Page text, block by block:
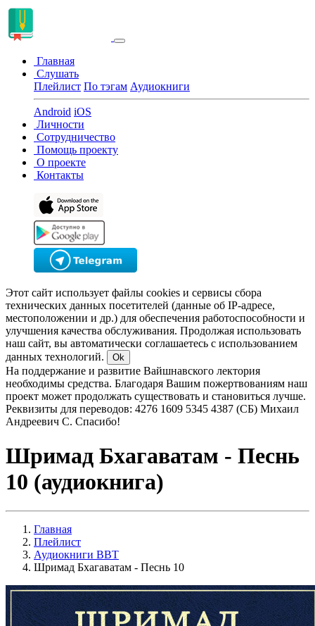
Главная
Слушать
Плейлист По тэгам Аудиокниги
Android iOS
Личности
Сотрудничество
Помощь проекту
О проекте
Контакты
Этот сайт использует файлы cookies и сервисы сбора
технических данных посетителей (данные об IP-адресе,
местоположении и др.) для обеспечения работоспособности и
улучшения качества обслуживания. Продолжая использовать
наш сайт, вы автоматически соглашаетесь с использованием
данных технологий.
Ok
На поддержание и развитие Вайшнавского лектория
необходимы средства. Благодаря Вашим пожертвованиям наш
проект может продолжать существовать и становиться лучше.
Реквизиты для переводов: 4276 1609 5345 4387 (СБ) Михаил
Андреевич С. Спасибо!
Шримад Бхагаватам - Песнь
10 (аудиокнига)
Главная
Плейлист
Аудиокниги BBT
Шримад Бхагаватам - Песнь 10